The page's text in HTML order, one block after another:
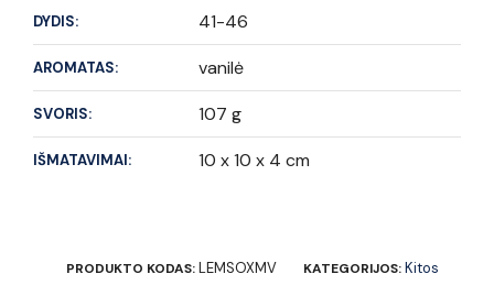
DYDIS: 41-46
AROMATAS: vanilė
SVORIS: 107 g
IŠMATAVIMAI: 10 x 10 x 4 cm
PRODUKTO KODAS:LEMSOXMV KATEGORIJOS:Kitos